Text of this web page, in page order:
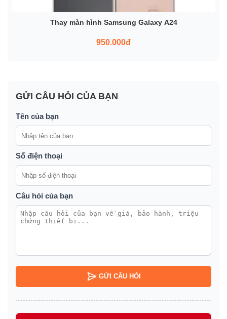
Thay màn hình Samsung Galaxy A24
950.000đ
GỬI CÂU HỎI CỦA BẠN
Tên của bạn
Số điện thoại
Câu hỏi của bạn
GỬI CÂU HỎI